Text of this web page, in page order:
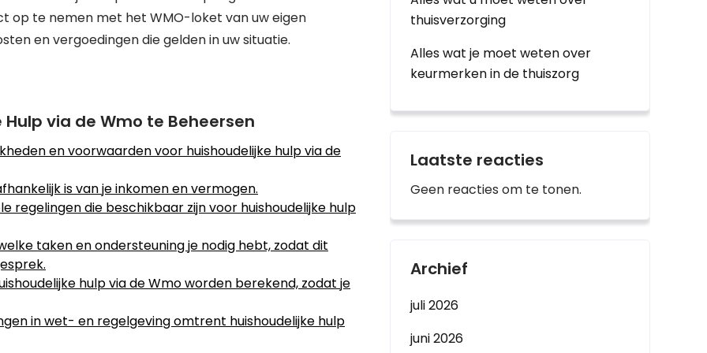
op te nemen met het WMO-loket van uw eigen
en vergoedingen die gelden in uw situatie.
via de Wmo te Beheersen
en voorwaarden voor huishoudelijke hulp via de
is van je inkomen en vermogen.
regelingen die beschikbaar zijn voor huishoudelijke hulp
taken en ondersteuning je nodig hebt, zodat dit
hulp via de Wmo worden berekend, zodat je
in wet- en regelgeving omtrent huishoudelijke hulp
thuisverzorging
Alles wat je moet weten over
keurmerken in de thuiszorg
Laatste reacties
Geen reacties om te tonen.
Archief
juli 2026
juni 2026